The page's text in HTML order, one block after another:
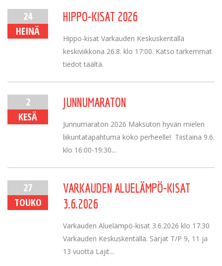
24
HEINÄ
HIPPO-KISAT 2026
Hippo-kisat Varkauden Keskuskentällä
keskiviikkona 26.8. klo 17:00. Katso tarkemmat
tiedot täältä.
2
KESÄ
JUNNUMARATON
Junnumaraton 2026 Maksuton hyvän mielen
liikuntatapahtuma koko perheelle! Tiistaina 9.6.
klo 16:00-19:30...
27
TOUKO
VARKAUDEN ALUELÄMPÖ-KISAT
3.6.2026
Varkauden Aluelämpö-kisat 3.6.2026 klo 17.30
Varkauden Keskuskentällä. Sarjat T/P 9, 11 ja
13 vuotta Lajit...